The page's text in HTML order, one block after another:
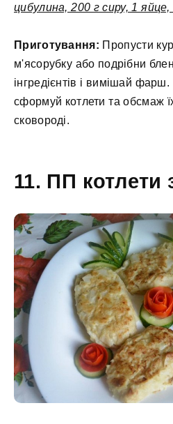
цибулина, 200 г сиру, 1 яйце,
Приготування: Пропусти
м'ясорубку або подрібни
інгредієнтів і вимішай
сформуй котлети та обсмаж
сковороді.
11. ПП котлети